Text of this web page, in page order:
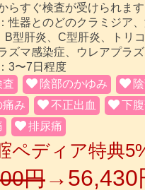
らすぐ検査が受けられます
性器とのどのクラミジア
B型肝炎、C型肝炎、トリコ
ズマ感染症、ウレアプラ
3〜7日程度
査
陰部のかゆみ
痛み
不正出血
下
排尿痛
ペディア特典
円→56,430